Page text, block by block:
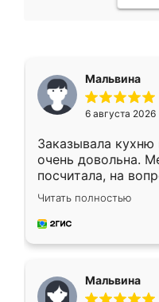
Мальвина
6 августа 2026
Заказывала кухню
очень довольна.
посчитала, на
Замерщик приехал
делу со всей
за день, ребята
Читать полностью
Мальвина